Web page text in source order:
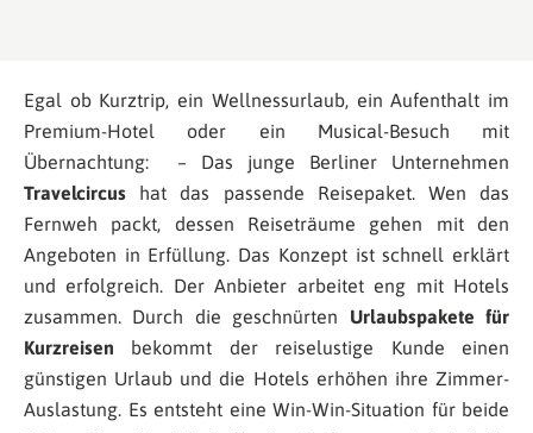
Egal ob Kurztrip, ein Wellnessurlaub, ein Aufenthalt im
Premium-Hotel oder ein Musical-Besuch mit
Übernachtung: – Das junge Berliner Unternehmen
Travelcircus hat das passende Reisepaket. Wen das
Fernweh packt, dessen Reiseträume gehen mit den
Angeboten in Erfüllung. Das Konzept ist schnell erklärt
und erfolgreich. Der Anbieter arbeitet eng mit Hotels
zusammen. Durch die geschnürten Urlaubspakete für
Kurzreisen bekommt der reiselustige Kunde einen
günstigen Urlaub und die Hotels erhöhen ihre Zimmer-
Auslastung. Es entsteht eine Win-Win-Situation für beide